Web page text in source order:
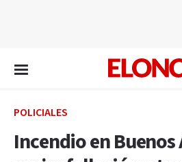
POLICIALES
Incendio en Buenos